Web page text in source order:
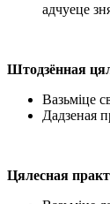
адчуеце
Штодзённая
Вазьміце
Дадзеная
Цялесная